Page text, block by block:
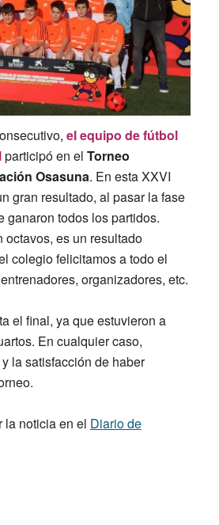
el equipo de fútbol
participó en el Torneo
Osasuna. En esta XXVI
gran resultado, al pasar la fase
ganaron todos los partidos.
octavos, es un resultado
colegio felicitamos a todo el
organizadores, etc.
el final, ya que estuvieron a
En cualquier caso,
la satisfacción de haber
la noticia en el Diario de